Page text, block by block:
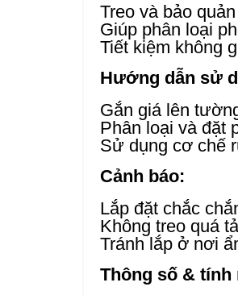
Treo và bảo
Giúp phân loại
Tiết kiệm không
Hướng dẫn sử
Gắn giá lên
Phân loại và đặt
Sử dụng cơ chế
Cảnh báo:
Lắp đặt chắc
Không treo quá
Tránh lắp ở nơi
Thông số & tính